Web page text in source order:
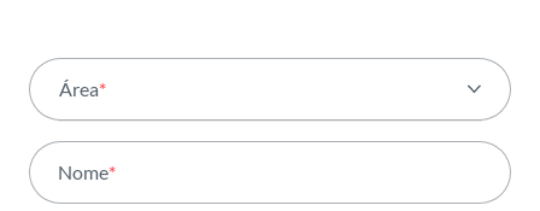
Área*
Atividade
Nome*